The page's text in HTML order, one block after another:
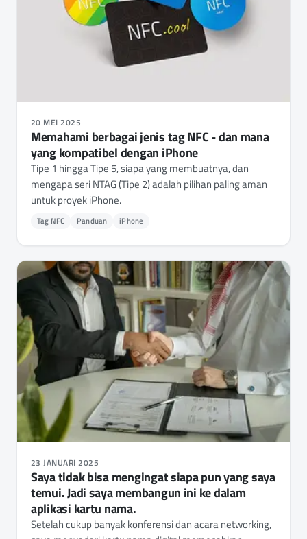
20 MEI 2025
Memahami berbagai jenis tag NFC - dan mana
yang kompatibel dengan iPhone
Tipe 1 hingga Tipe 5, siapa yang membuatnya, dan
mengapa seri NTAG (Tipe 2) adalah pilihan paling aman
untuk proyek iPhone.
Tag NFC Panduan iPhone
23 JANUARI 2025
Saya tidak bisa mengingat siapa pun yang saya
temui. Jadi saya membangun ini ke dalam
aplikasi kartu nama.
Setelah cukup banyak konferensi dan acara networking,